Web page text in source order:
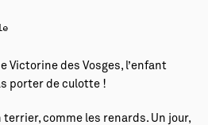
Victorine des Vosges, l’enfant
porter de culotte !
terrier, comme les renards. Un jour,